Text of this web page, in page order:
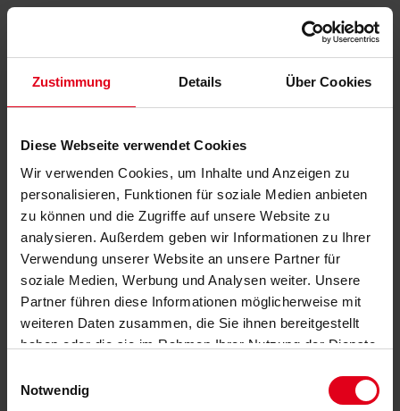
Zustimmung Details Über Cookies
Diese Webseite verwendet Cookies
Wir verwenden Cookies, um Inhalte und Anzeigen zu
personalisieren, Funktionen für soziale Medien anbieten
zu können und die Zugriffe auf unsere Website zu
analysieren. Außerdem geben wir Informationen zu Ihrer
Verwendung unserer Website an unsere Partner für
soziale Medien, Werbung und Analysen weiter. Unsere
Partner führen diese Informationen möglicherweise mit
weiteren Daten zusammen, die Sie ihnen bereitgestellt
haben oder die sie im Rahmen Ihrer Nutzung der Dienste
Notwendig